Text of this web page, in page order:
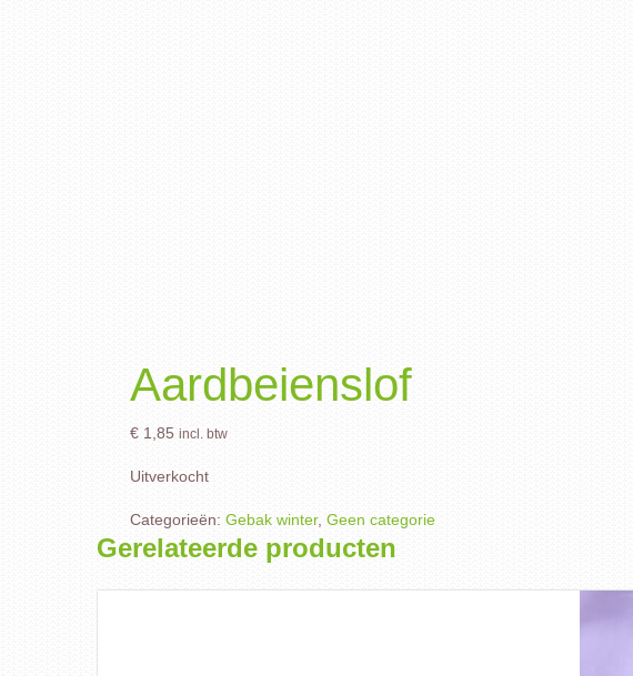
Aardbeienslof
€ 1,85 incl. btw
Uitverkocht
Categorieën: Gebak winter, Geen categorie
Gerelateerde producten